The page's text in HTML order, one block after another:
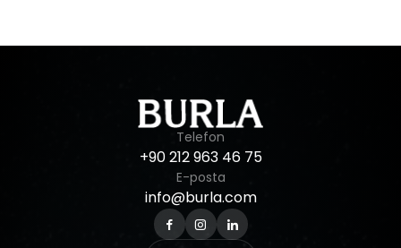
Telefon
+90212963 46 75
E-posta
info@burla.com